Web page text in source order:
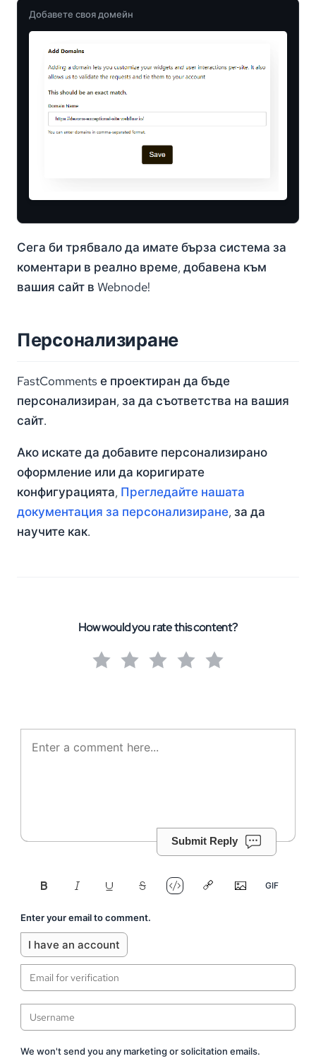
Добавете своя домейн
Сега би трябвало да имате бърза система за
коментари в реално време, добавена към
вашия сайт в Webnode!
Персонализиране
FastComments е проектиран да бъде
персонализиран, за да съответства на вашия
сайт.
Ако искате да добавите персонализирано
оформление или да коригирате
конфигурацията, Прегледайте нашата
документация за персонализиране, за да
научите как.
How would you rate this content?
Submit Reply
Enter your email to comment.
I have an account
We won't send you any marketing or solicitation emails.